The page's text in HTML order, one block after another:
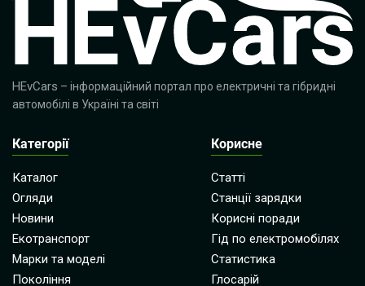
HEvCars – інформаційний портал про електричні та гібридні
автомобілі в Україні та світі
Категорії
Каталог
Огляди
Новини
Екотранспорт
Марки та моделі
Покоління
Корисне
Статті
Станції зарядки
Корисні поради
Гід по електромобілях
Статистика
Глосарій